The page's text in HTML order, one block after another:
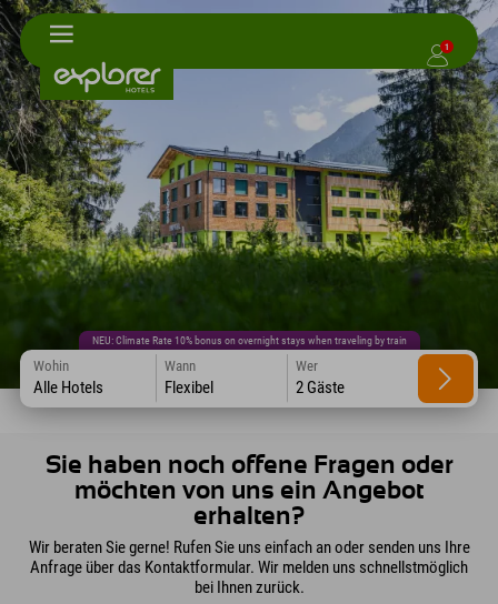
1
NEU: Climate Rate 10% bonus on overnight stays when traveling by train
Wohin
Alle Hotels
Wann
Flexibel
Wer
2 Gäste
Sie haben noch offene Fragen oder
möchten von uns ein Angebot
erhalten?
Wir beraten Sie gerne! Rufen Sie uns einfach an oder senden uns Ihre
Anfrage über das Kontaktformular. Wir melden uns schnellstmöglich
bei Ihnen zurück.